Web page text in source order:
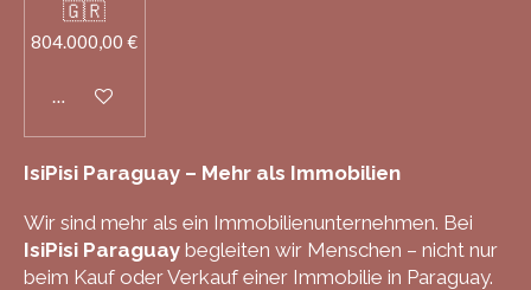
🇬🇷
804.000,00 €
In den Warenkorb
IsiPisi Paraguay – Mehr als Immobilien
Wir sind mehr als ein Immobilienunternehmen. Bei
IsiPisi Paraguay begleiten wir Menschen – nicht nur
beim Kauf oder Verkauf einer Immobilie in Paraguay.